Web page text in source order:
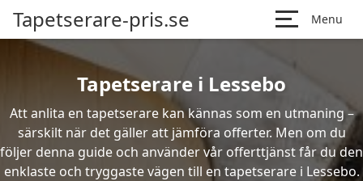
Tapetserare-pris.se Menu
Tapetserare i Lessebo
Att anlita en tapetserare kan kännas som en utmaning –
särskilt när det gäller att jämföra offerter. Men om du
följer denna guide och använder vår offerttjänst får du den
enklaste och tryggaste vägen till en tapetserare i Lessebo.